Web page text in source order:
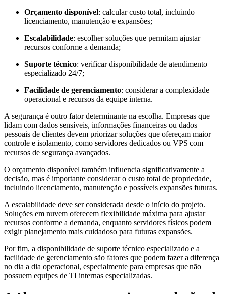
Orçamento disponível: calcular custo total, incluindo
licenciamento, manutenção e expansões;
Escalabilidade: escolher soluções que permitam ajustar
recursos conforme a demanda;
Suporte técnico: verificar disponibilidade de atendimento
especializado 24/7;
Facilidade de gerenciamento: considerar a complexidade
operacional e recursos da equipe interna.
A segurança é outro fator determinante na escolha. Empresas que
lidam com dados sensíveis, informações financeiras ou dados
pessoais de clientes devem priorizar soluções que ofereçam maior
controle e isolamento, como servidores dedicados ou VPS com
recursos de segurança avançados.
O orçamento disponível também influencia significativamente a
decisão, mas é importante considerar o custo total de propriedade,
incluindo licenciamento, manutenção e possíveis expansões futuras.
A escalabilidade deve ser considerada desde o início do projeto.
Soluções em nuvem oferecem flexibilidade máxima para ajustar
recursos conforme a demanda, enquanto servidores físicos podem
exigir planejamento mais cuidadoso para futuras expansões.
Por fim, a disponibilidade de suporte técnico especializado e a
facilidade de gerenciamento são fatores que podem fazer a diferença
no dia a dia operacional, especialmente para empresas que não
possuem equipes de TI internas especializadas.